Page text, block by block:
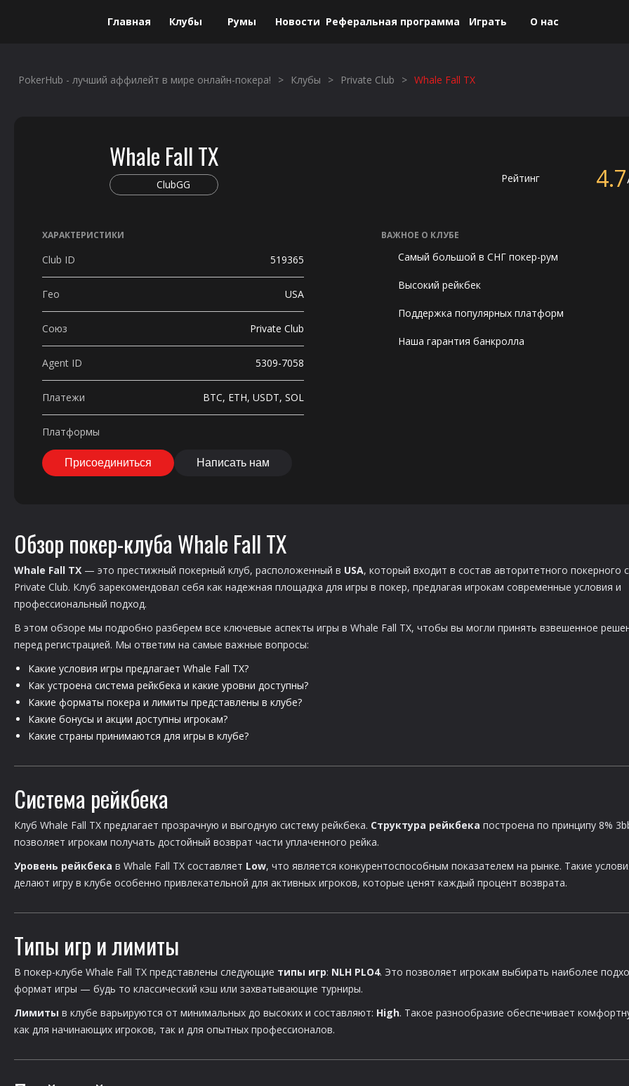
Главная Клубы Румы Новости Реферальная программа Играть О нас
лет.
PokerHub - лучший аффилейт в мире онлайн-покера! > Клубы > Private Club > Whale Fall TX
Whale Fall TX
ClubGG Рейтинг 4.7
ХАРАКТЕРИСТИКИ
Club ID 519365
Гео USA
Союз Private Club
Agent ID 5309-7058
Платежи BTC, ETH, USDT, SOL
Платформы
ВАЖНОЕ О КЛУБЕ
Самый большой в СНГ покер-рум
Высокий рейкбек
Поддержка популярных платформ
Наша гарантия банкролла
Присоединиться Написать нам
Обзор покер-клуба Whale Fall TX
Whale Fall TX — это престижный покерный клуб, расположенный в USA, который входит в состав авторитетного покерного
Private Club. Клуб зарекомендовал себя как надежная площадка для игры в покер, предлагая игрокам современные условия и
профессиональный подход.
В этом обзоре мы подробно разберем все ключевые аспекты игры в Whale Fall TX, чтобы вы могли принять взвешенное
перед регистрацией. Мы ответим на самые важные вопросы:
Какие условия игры предлагает Whale Fall TX?
Как устроена система рейкбека и какие уровни доступны?
Какие форматы покера и лимиты представлены в клубе?
Какие бонусы и акции доступны игрокам?
Какие страны принимаются для игры в клубе?
Система рейкбека
Клуб Whale Fall TX предлагает прозрачную и выгодную систему рейкбека. Структура рейкбека построена по принципу 8%
позволяет игрокам получать достойный возврат части уплаченного рейка.
Уровень рейкбека в Whale Fall TX составляет Low, что является конкурентоспособным показателем на рынке. Такие
делают игру в клубе особенно привлекательной для активных игроков, которые ценят каждый процент возврата.
Типы игр и лимиты
В покер-клубе Whale Fall TX представлены следующие типы игр: NLH PLO4. Это позволяет игрокам выбирать наиболее
формат игры — будь то классический кэш или захватывающие турниры.
Лимиты в клубе варьируются от минимальных до высоких и составляют: High. Такое разнообразие обеспечивает
как для начинающих игроков, так и для опытных профессионалов.